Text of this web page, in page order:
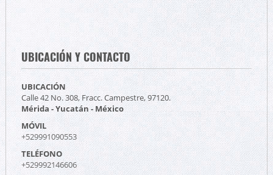
UBICACIÓN Y CONTACTO
UBICACIÓN
Calle 42 No. 308, Fracc. Campestre, 97120.
Mérida - Yucatán - México
MÓVIL
+529991090553
TELÉFONO
+529992146606